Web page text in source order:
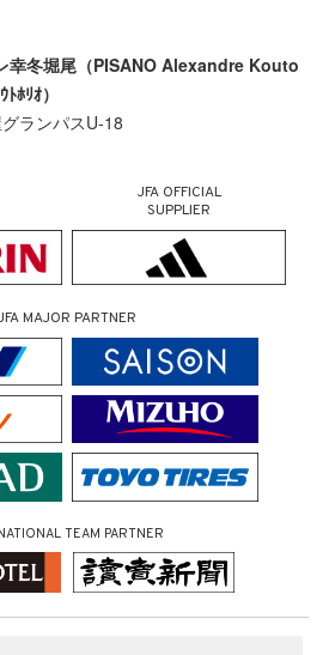
幸冬堀尾（PISANO Alexandre Kouto
ﾎﾘｵ）
ランパスU-18
JFA OFFICIAL
SUPPLIER
MAJOR PARTNER
TEAM PARTNER